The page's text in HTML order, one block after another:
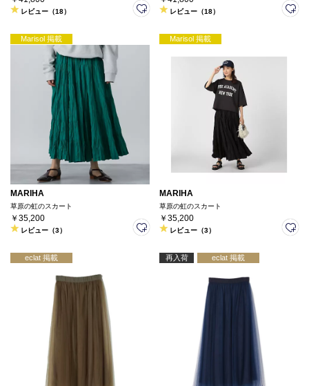
レビュー（18） レビュー（18）
Marisol 掲載
MARIHA
草原の虹のスカート
￥35,200
レビュー（3）
Marisol 掲載
MARIHA
草原の虹のスカート
￥35,200
レビュー（3）
eclat 掲載 再入荷 eclat 掲載